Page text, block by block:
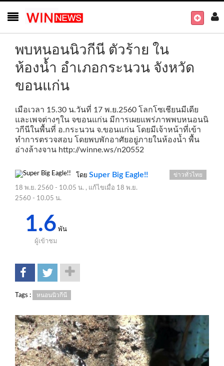
พบหนอนนิวกีนี ตัวร้าย ใน
ห้องน้ำ อำเภอกระนวน จังหวัด
ขอนแก่น
เมือเวลา 15.30 น.วันที่ 17 พ.ย.2560 โลกโซเชียนมีเดีย
และเพจต่างๆใน จขอนแก่น มีการเผยแพร่ภาพพบหนอนนิ
วกีนีในพื้นที่ อ.กระนวน จ.ขอนแก่น โดยมีเจ้าหน้าที่เข้า
ทำการตรวจสอบ โดยพบพักอาศัยอยู่ภายในห้องน้ำ พื้น
อ่างล้างจาน http://winne.ws/n20552
โดย Super Big Eagle!!
18 พ.ย. 2560 - 10.05 น. , แก้ไขเมื่อ 18 พ.ย.
2560 - 10.05 น.
ข่าวทั่วไทย
1.6 พัน
ผู้เข้าชม
Tags : หนอนนิวกีนี